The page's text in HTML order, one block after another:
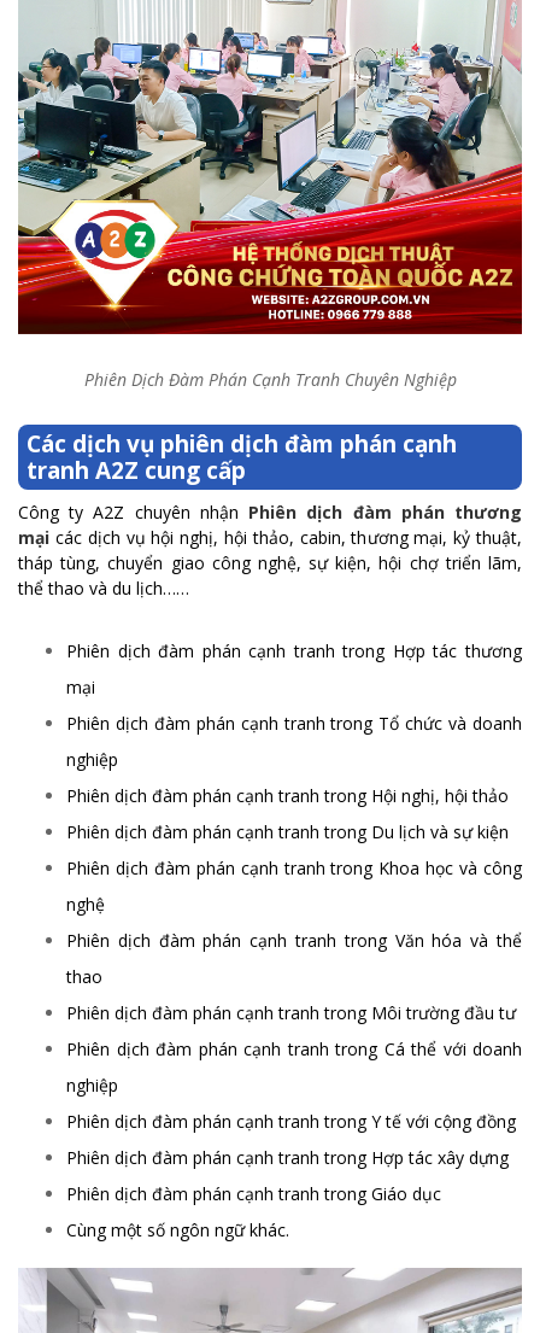
Phiên Dịch Đàm Phán Cạnh Tranh Chuyên Nghiệp
Các dịch vụ phiên dịch đàm phán cạnh
tranh A2Z cung cấp
Công ty A2Z chuyên nhận Phiên dịch đàm phán thương
mại các dịch vụ hội nghị, hội thảo, cabin, thương mại, kỷ thuật,
tháp tùng, chuyển giao công nghệ, sự kiện, hội chợ triển lãm,
thể thao và du lịch……
Phiên dịch đàm phán cạnh tranh trong Hợp tác thương
mại
Phiên dịch đàm phán cạnh tranh trong Tổ chức và doanh
nghiệp
Phiên dịch đàm phán cạnh tranh trong Hội nghị, hội thảo
Phiên dịch đàm phán cạnh tranh trong Du lịch và sự kiện
Phiên dịch đàm phán cạnh tranh trong Khoa học và công
nghệ
Phiên dịch đàm phán cạnh tranh trong Văn hóa và thể
thao
Phiên dịch đàm phán cạnh tranh trong Môi trường đầu tư
Phiên dịch đàm phán cạnh tranh trong Cá thể với doanh
nghiệp
Phiên dịch đàm phán cạnh tranh trong Y tế với cộng đồng
Phiên dịch đàm phán cạnh tranh trong Hợp tác xây dựng
Phiên dịch đàm phán cạnh tranh trong Giáo dục
Cùng một số ngôn ngữ khác.